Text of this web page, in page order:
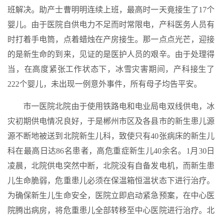
班解决。助产士曹明明连续上班，最高时一天竟接生了17个
婴儿。由于医院自供电力不足而时常限电，产科医务人员有
时打着手电筒，点着蜡烛在产房接生。那一点点光芒，迎接
的是新生命的到来，见证的是医护人员的艰辛。由于处理得
当，在高度紧张工作状态下，冰雪灾害期间，产科接生了
222个婴儿，未出现一例意外事件，所有母子均告平安。
市一医院北院由于使用铁路电和电业局电双线供电，冰
灾初期供电情况良好，于是郴州市区及各县市的新生患儿源
源不断地被送到北院新生儿科，致使只有40张病床的新生儿
科在最高日达86名患者，高危重症新生儿40余名。1月30日
凌晨，北院供电突然中断，北院没有自备发电机，而新生患
儿生命脆弱，危重患儿必须在保温箱恒温状态下进行治疗。
为确保新生儿生命安全，医院立即启动紧急预案，在中心医
院腾出病房，将危重患儿全部转移至中心医院进行治疗。北